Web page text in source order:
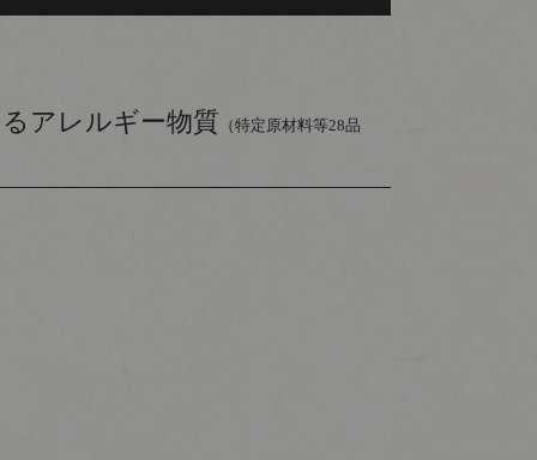
アレルギー物質 （特定原材料等28品